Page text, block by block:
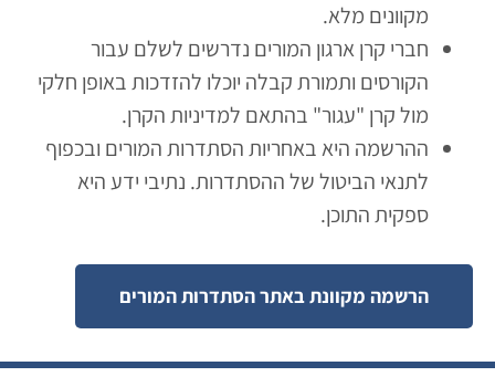
מקוונים מלא.
חברי קרן ארגון המורים נדרשים לשלם עבור
הקורסים ותמורת קבלה יוכלו להזדכות באופן חלקי
מול קרן "עגור" בהתאם למדיניות הקרן.
ההרשמה היא באחריות הסתדרות המורים ובכפוף
לתנאי הביטול של ההסתדרות. נתיבי ידע היא
ספקית התוכן.
הרשמה מקוונת באתר הסתדרות המורים